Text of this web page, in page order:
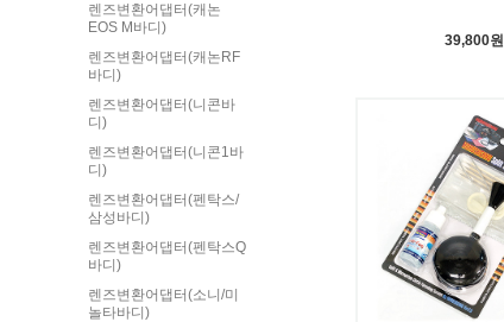
렌즈변환어댑터(캐논
EOS M바디)
렌즈변환어댑터(캐논RF
바디)
렌즈변환어댑터(니콘바
디)
렌즈변환어댑터(니콘1바
디)
렌즈변환어댑터(펜탁스/
삼성바디)
렌즈변환어댑터(펜탁스Q
바디)
렌즈변환어댑터(소니/미
놀타바디)
39,800원